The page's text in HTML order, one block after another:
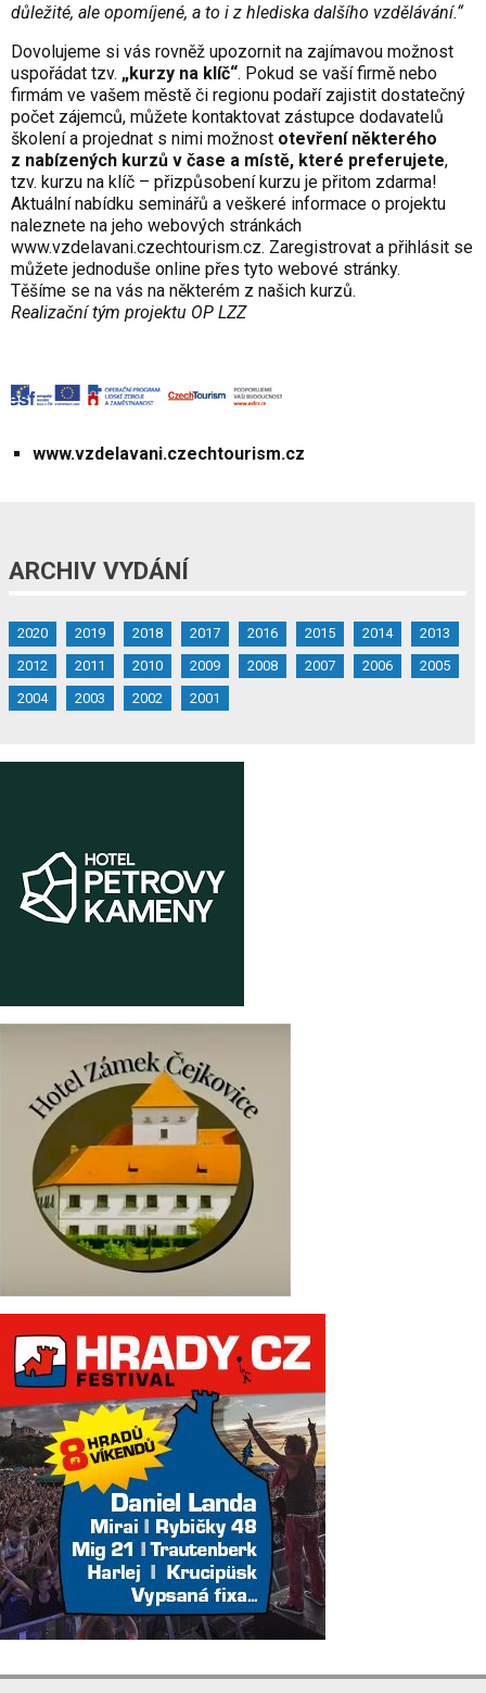
důležité, ale opomíjené, a to i z hlediska dalšího vzdělávání.“
Dovolujeme si vás rovněž upozornit na zajímavou možnost
uspořádat tzv. „kurzy na klíč“. Pokud se vaší firmě nebo
firmám ve vašem městě či regionu podaří zajistit dostatečný
počet zájemců, můžete kontaktovat zástupce dodavatelů
školení a projednat s nimi možnost otevření některého
z nabízených kurzů v čase a místě, které preferujete,
tzv. kurzu na klíč – přizpůsobení kurzu je přitom zdarma!
Aktuální nabídku seminářů a veškeré informace o projektu
naleznete na jeho webových stránkách
www.vzdelavani.czechtourism.cz. Zaregistrovat a přihlásit se
můžete jednoduše online přes tyto webové stránky.
Těšíme se na vás na některém z našich kurzů.
Realizační tým projektu OP LZZ
www.vzdelavani.czechtourism.cz
ARCHIV VYDÁNÍ
2020 2019 2018 2017 2016 2015 2014
2013
2012
2011 2010 2009 2008 2007 2006
2005
2004
2003 2002 2001